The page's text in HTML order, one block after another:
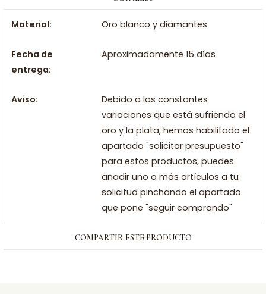
Material: Oro blanco y diamantes
Fecha de
entrega:
Aproximadamente 15 días
Aviso:
Debido a las constantes
variaciones que está sufriendo el
oro y la plata, hemos habilitado el
apartado "solicitar presupuesto"
para estos productos, puedes
añadir uno o más artículos a tu
solicitud pinchando el apartado
que pone "seguir comprando"
COMPARTIR ESTE PRODUCTO